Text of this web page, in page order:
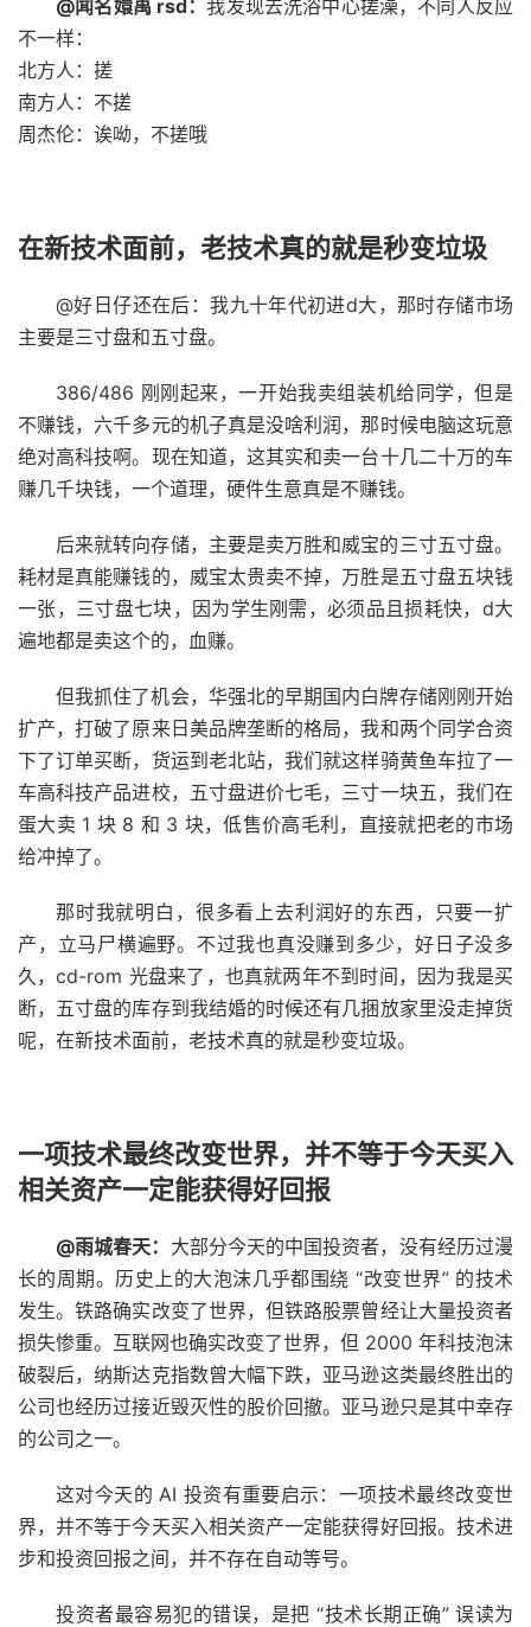
@闻名嬛禹 rsd：我发现去洗浴中心搓澡，不同人反应
不一样：
北方人：搓
南方人：不搓
周杰伦：诶呦，不搓哦
在新技术面前，老技术真的就是秒变垃圾
@好日仔还在后：我九十年代初进d大，那时存储市场
主要是三寸盘和五寸盘。
386/486 刚刚起来，一开始我卖组装机给同学，但是
不赚钱，六千多元的机子真是没啥利润，那时候电脑这玩意
绝对高科技啊。现在知道，这其实和卖一台十几二十万的车
赚几千块钱，一个道理，硬件生意真是不赚钱。
后来就转向存储，主要是卖万胜和威宝的三寸五寸盘。
耗材是真能赚钱的，威宝太贵卖不掉，万胜是五寸盘五块钱
一张，三寸盘七块，因为学生刚需，必须品且损耗快，d大
遍地都是卖这个的，血赚。
但我抓住了机会，华强北的早期国内白牌存储刚刚开始
扩产，打破了原来日美品牌垄断的格局，我和两个同学合资
下了订单买断，货运到老北站，我们就这样骑黄鱼车拉了一
车高科技产品进校，五寸盘进价七毛，三寸一块五，我们在
蛋大卖 1 块 8 和 3 块，低售价高毛利，直接就把老的市场
给冲掉了。
那时我就明白，很多看上去利润好的东西，只要一扩
产，立马尸横遍野。不过我也真没赚到多少，好日子没多
久，cd-rom 光盘来了，也真就两年不到时间，因为我是买
断，五寸盘的库存到我结婚的时候还有几捆放家里没走掉货
呢，在新技术面前，老技术真的就是秒变垃圾。
一项技术最终改变世界，并不等于今天买入
相关资产一定能获得好回报
@雨城春天： 大部分今天的中国投资者，没有经历过漫
长的周期。历史上的大泡沫几乎都围绕 “改变世界” 的技术
发生。铁路确实改变了世界，但铁路股票曾经让大量投资者
损失惨重。互联网也确实改变了世界，但 2000 年科技泡沫
破裂后，纳斯达克指数曾大幅下跌，亚马逊这类最终胜出的
公司也经历过接近毁灭性的股价回撤。亚马逊只是其中幸存
的公司之一。
这对今天的 AI 投资有重要启示：一项技术最终改变世
界，并不等于今天买入相关资产一定能获得好回报。技术进
步和投资回报之间，并不存在自动等号。
投资者最容易犯的错误，是把 “技术长期正确” 误读为